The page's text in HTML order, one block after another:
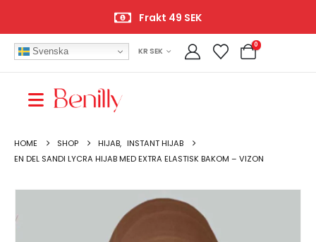
Frakt 49 SEK
Svenska KR SEK
0
HOME SHOP HIJAB, INSTANT HIJAB
EN DEL SANDI LYCRA HIJAB MED EXTRA ELASTISK BAKOM – VIZON